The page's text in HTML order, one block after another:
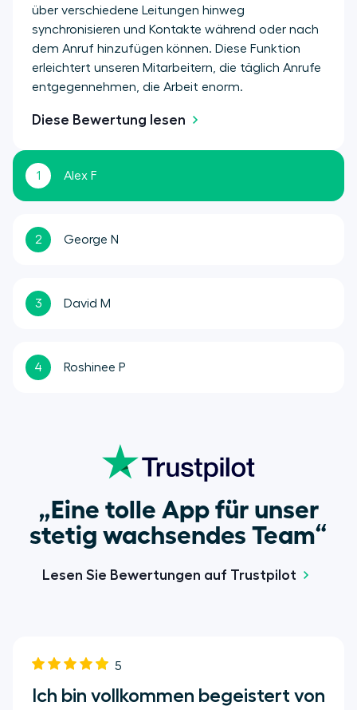
über verschiedene Leitungen hinweg
synchronisieren und Kontakte während oder nach
dem Anruf hinzufügen können. Diese Funktion
erleichtert unseren Mitarbeitern, die täglich Anrufe
entgegennehmen, die Arbeit enorm.
Diese Bewertung lesen
1 Alex F
2 George N
3 David M
4 Roshinee P
„Eine tolle App für unser
stetig wachsendes Team“
Lesen Sie Bewertungen auf Trustpilot
5
Ich bin vollkommen begeistert von